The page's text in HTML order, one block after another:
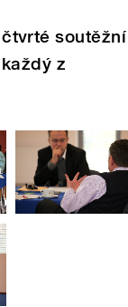
soutěžní
z